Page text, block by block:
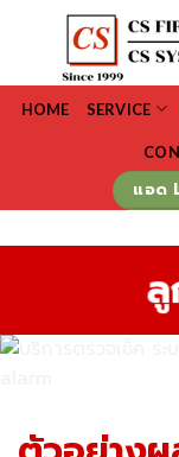
content
HOME SERVICE
แอด
ลู